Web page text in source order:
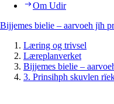
Om Udir
Bijjemes bielie – aarvoeh jïh
Læring og trivsel
Læreplanverket
Bijjemes bielie –
3. Prinsihph skuvlen